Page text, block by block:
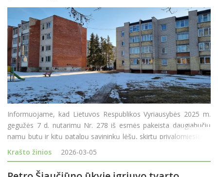
Informuojame, kad Lietuvos Respublikos Vyriausybės 2025 m.
gegužės 7 d. nutarimu Nr. 278 iš esmės pakeista daugiabučių
namų butų ir kitų patalpų savininkų lėšų, skirtų privalomiesiems
pastatų priežiūros ir naudojimo reikalavimams užtikrinti,
Krašto žinios 2026-03-05